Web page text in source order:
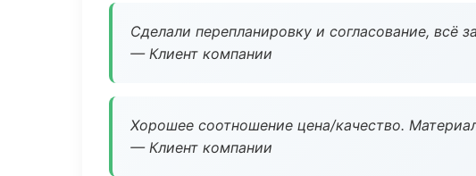
Сделали перепланировку и согласование, всё
— Клиент компании
Хорошее соотношение цена/качество.
— Клиент компании